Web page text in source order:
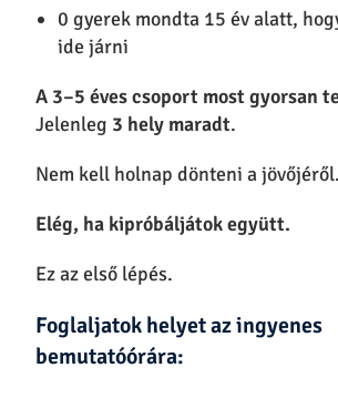
0 gyerek mondta 15 év alatt,
ide járni
A 3–5 éves csoport most gyorsan
Jelenleg 3 hely maradt.
Nem kell holnap dönteni a jövőjéről.
Elég, ha kipróbáljátok együtt.
Ez az első lépés.
Foglaljatok helyet az ingyenes
bemutatóórára: